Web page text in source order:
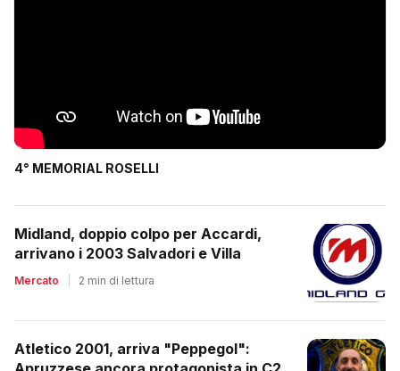
4° MEMORIAL ROSELLI
Midland, doppio colpo per Accardi,
arrivano i 2003 Salvadori e Villa
Mercato 2 min di lettura
Atletico 2001, arriva "Peppegol":